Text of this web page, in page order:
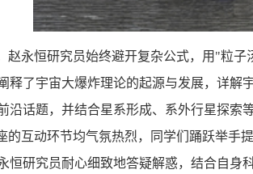
赵永恒研究员始终避开复杂公式，用 "粒子
释了宇宙大爆炸理论的起源与发展，详解
沿话题，并结合星系形成、系外行星探索
的互动环节均气氛热烈，同学们踊跃举手
恒研究员耐心细致地答疑解惑，结合自身